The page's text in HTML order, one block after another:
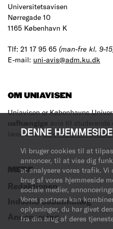
DENNE
Vi bruger cookies til at
annoncer, til at vise dig
at analysere vores trafik. Vi
brug af vores hjemmeside
sociale medier,
Vores partnere kan
oplysninger, du har givet
fra din brug af deres
Universitetsavisen
Nørregade 10
1165 København K
Tlf: 21 17 95 65 (man-fre kl. 9-
E-mail: uni-avis@adm.ku.dk
OM UNIAVISEN
Uniavisen er Københavns
uafhængige avis til studerende
læse med.Læs mere om avisen
MERE
Redaktionen
Indsend debatindlæg
Annoncering